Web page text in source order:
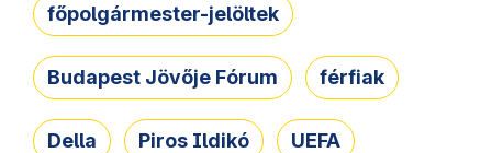
főpolgármester-jelöltek
Budapest Jövője Fórum férfiak
Della Piros Ildikó UEFA